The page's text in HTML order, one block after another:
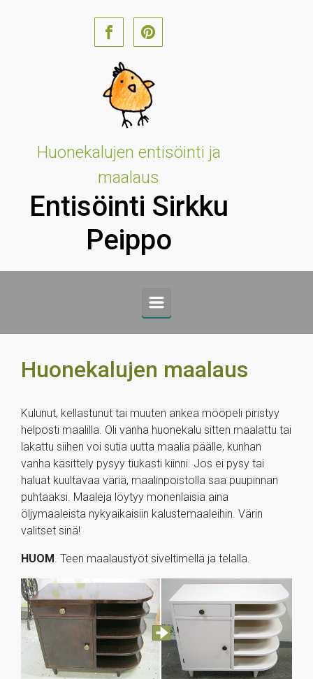
Skip to main content
Huonekalujen entisöinti ja
maalaus
Entisöinti Sirkku
Peippo
Huonekalujen maalaus
Kulunut, kellastunut tai muuten ankea mööpeli piristyy
helposti maalilla. Oli vanha huonekalu sitten maalattu tai
lakattu siihen voi sutia uutta maalia päälle, kunhan
vanha käsittely pysyy tiukasti kiinni. Jos ei pysy tai
haluat kuultavaa väriä, maalinpoistolla saa puupinnan
puhtaaksi. Maaleja löytyy monenlaisia aina
öljymaaleista nykyaikaisiin kalustemaaleihin. Värin
valitset sinä!
HUOM. Teen maalaustyöt siveltimellä ja telalla.